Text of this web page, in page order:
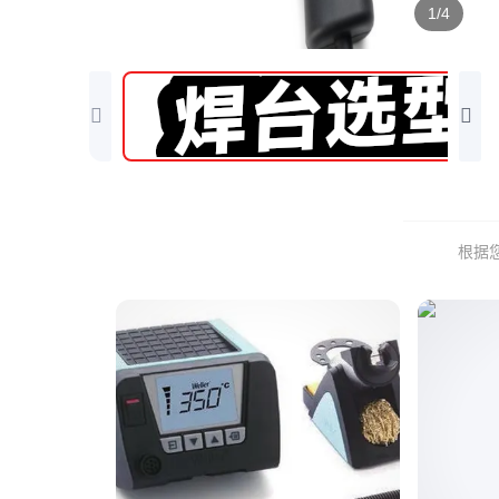
1/4
根据